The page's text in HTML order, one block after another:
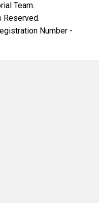
Team.
Reserved.
Number -